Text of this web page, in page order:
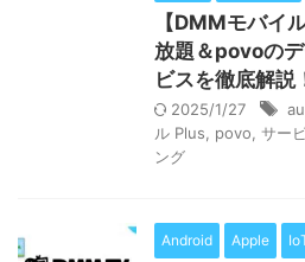
【DMMモバイ
放題＆povoの
ビスを徹底解説
2025/1/27
ル Plus
povo サー
ング
Android Apple